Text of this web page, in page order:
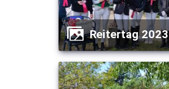
Reitertag 2023